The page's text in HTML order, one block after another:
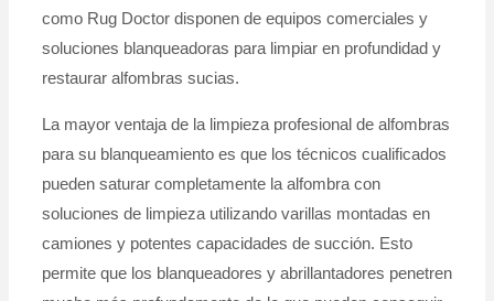
como Rug Doctor disponen de equipos comerciales y
soluciones blanqueadoras para limpiar en profundidad y
restaurar alfombras sucias.
La mayor ventaja de la limpieza profesional de alfombras
para su blanqueamiento es que los técnicos cualificados
pueden saturar completamente la alfombra con
soluciones de limpieza utilizando varillas montadas en
camiones y potentes capacidades de succión. Esto
permite que los blanqueadores y abrillantadores penetren